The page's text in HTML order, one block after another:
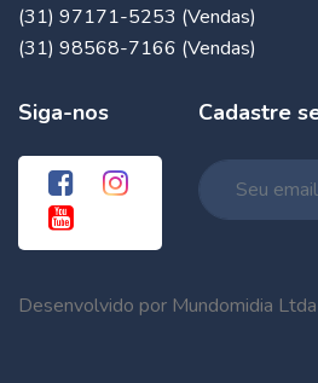
(31) 97171-5253 (Vendas)
(31) 98568-7166 (Vendas)
Siga-nos Cadastre
Desenvolvido por Mundomidia Ltda